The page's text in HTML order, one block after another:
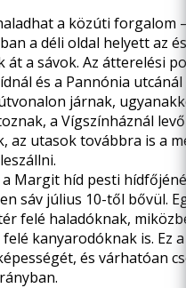
a közúti forgalom
a déli oldal helyett az
a sávok. Az átterelési
és a Pannónia utcánál
járnak,
a Vígszínháznál
az utasok továbbra is a
Margit híd pesti
sáv július 10-től bővül.
felé haladóknak,
kanyarodóknak is. Ez
és várhatóan